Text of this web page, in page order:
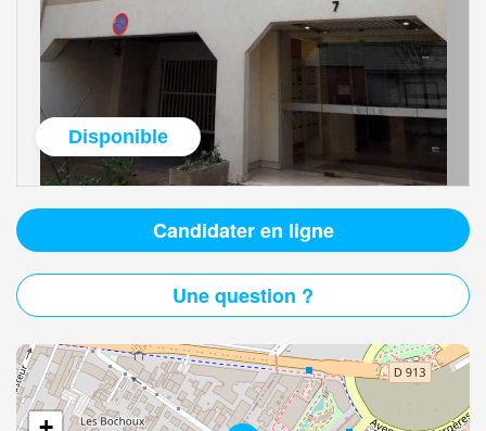
Disponible
Candidater en ligne
Une question ?